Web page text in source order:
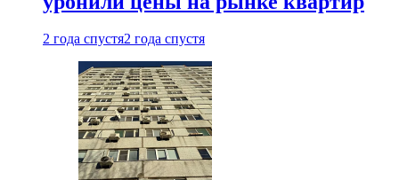
2 года спустя2 года спустя